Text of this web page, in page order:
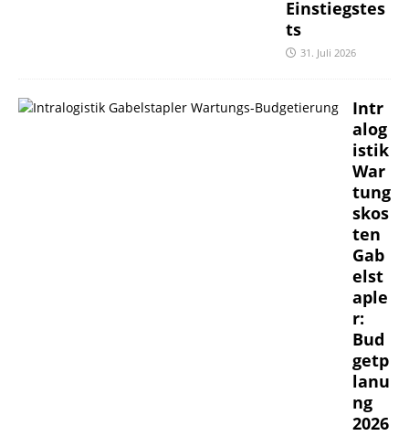
Einstiegstes
ts
31. Juli 2026
Intr
alog
istik
War
tung
skos
ten
Gab
elst
aple
r:
Bud
getp
lanu
ng
2026